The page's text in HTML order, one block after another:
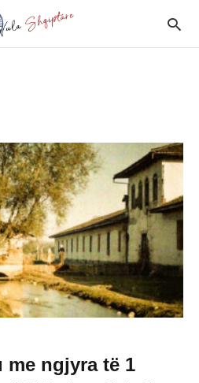
me ngjyra të 1